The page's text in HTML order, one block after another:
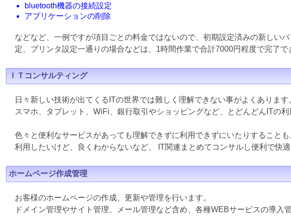
bluetooth機器の接続設定
アプリケーションの削除
などなど、一例ですが項目ごとの料金ではないので、初期設定済みの新しい
定、プリンタ設定一通りの場合などは、1時間作業で合計7000円程度で完了で
ＩＴコンサルティング
日々新しい技術が出てくるITの世界では難しく理解できない事がよくあります
スマホ、タブレット、WiFi、銀行取引やショッピングなど、とどんどんITの利
色々と便利なサービスがあっても理解できずに利用できずにいたりすることも
利用したいけど、良くわからないなど、 IT関連まとめてコンサルし便利で快
ホームページ作成管理
お客様のホームページの作成、更新や管理を行います。
ドメイン管理やサイト管理、メール管理など含め、各種WEBサービスの導入